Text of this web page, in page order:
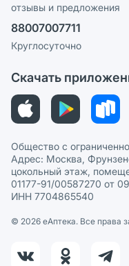
Ваши товары на
Политика
Пользовательское
Политика
Этика и соответствие
Политика в
отзывы и предложения
88007007711
Круглосуточно
Скачать
Общество с
Адрес: Москва,
цокольный этаж,
01177-91/00587270 от
ИНН 7704865540
© 2026 eАптека. Все права